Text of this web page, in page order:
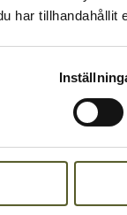
har